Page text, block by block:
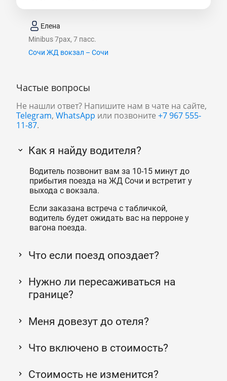
Елена
Minibus 7pax, 7 пасс.
Сочи ЖД вокзал – Сочи
Частые вопросы
Не нашли ответ? Напишите нам в чате на сайте,
Telegram, WhatsApp или позвоните +7 967 555-
11-87.
Как я найду водителя?
Водитель позвонит вам за 10-15 минут до
прибытия поезда на ЖД Сочи и встретит у
выхода с вокзала.
Если заказана встреча с табличкой,
водитель будет ожидать вас на перроне у
вагона поезда.
Что если поезд опоздает?
Нужно ли пересаживаться на
границе?
Меня довезут до отеля?
Что включено в стоимость?
Стоимость не изменится?